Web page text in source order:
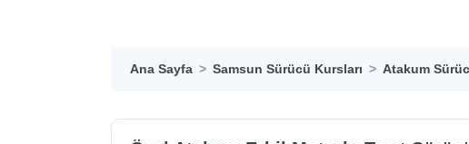
Ana Sayfa Samsun Sürücü Kursları Atakum